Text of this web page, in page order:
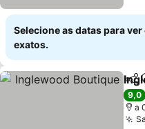
Selecione as datas para
exatos.
9,0
a